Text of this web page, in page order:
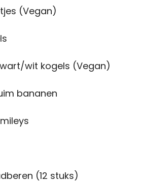
(Vegan)
wit kogels (Vegan)
bananen
(12 stuks)